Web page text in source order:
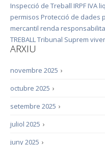
Inspecció de Treball IRPF IVA
permisos Protecció de dades
mercantil renda
TREBALLTribunal Suprem
ARXIU
›
novembre 2025
›
octubre 2025
›
setembre 2025
›
juliol 2025
›
juny 2025